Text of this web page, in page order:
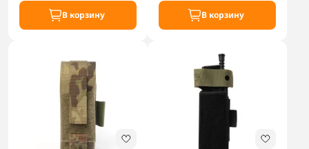
В корзину В корзину